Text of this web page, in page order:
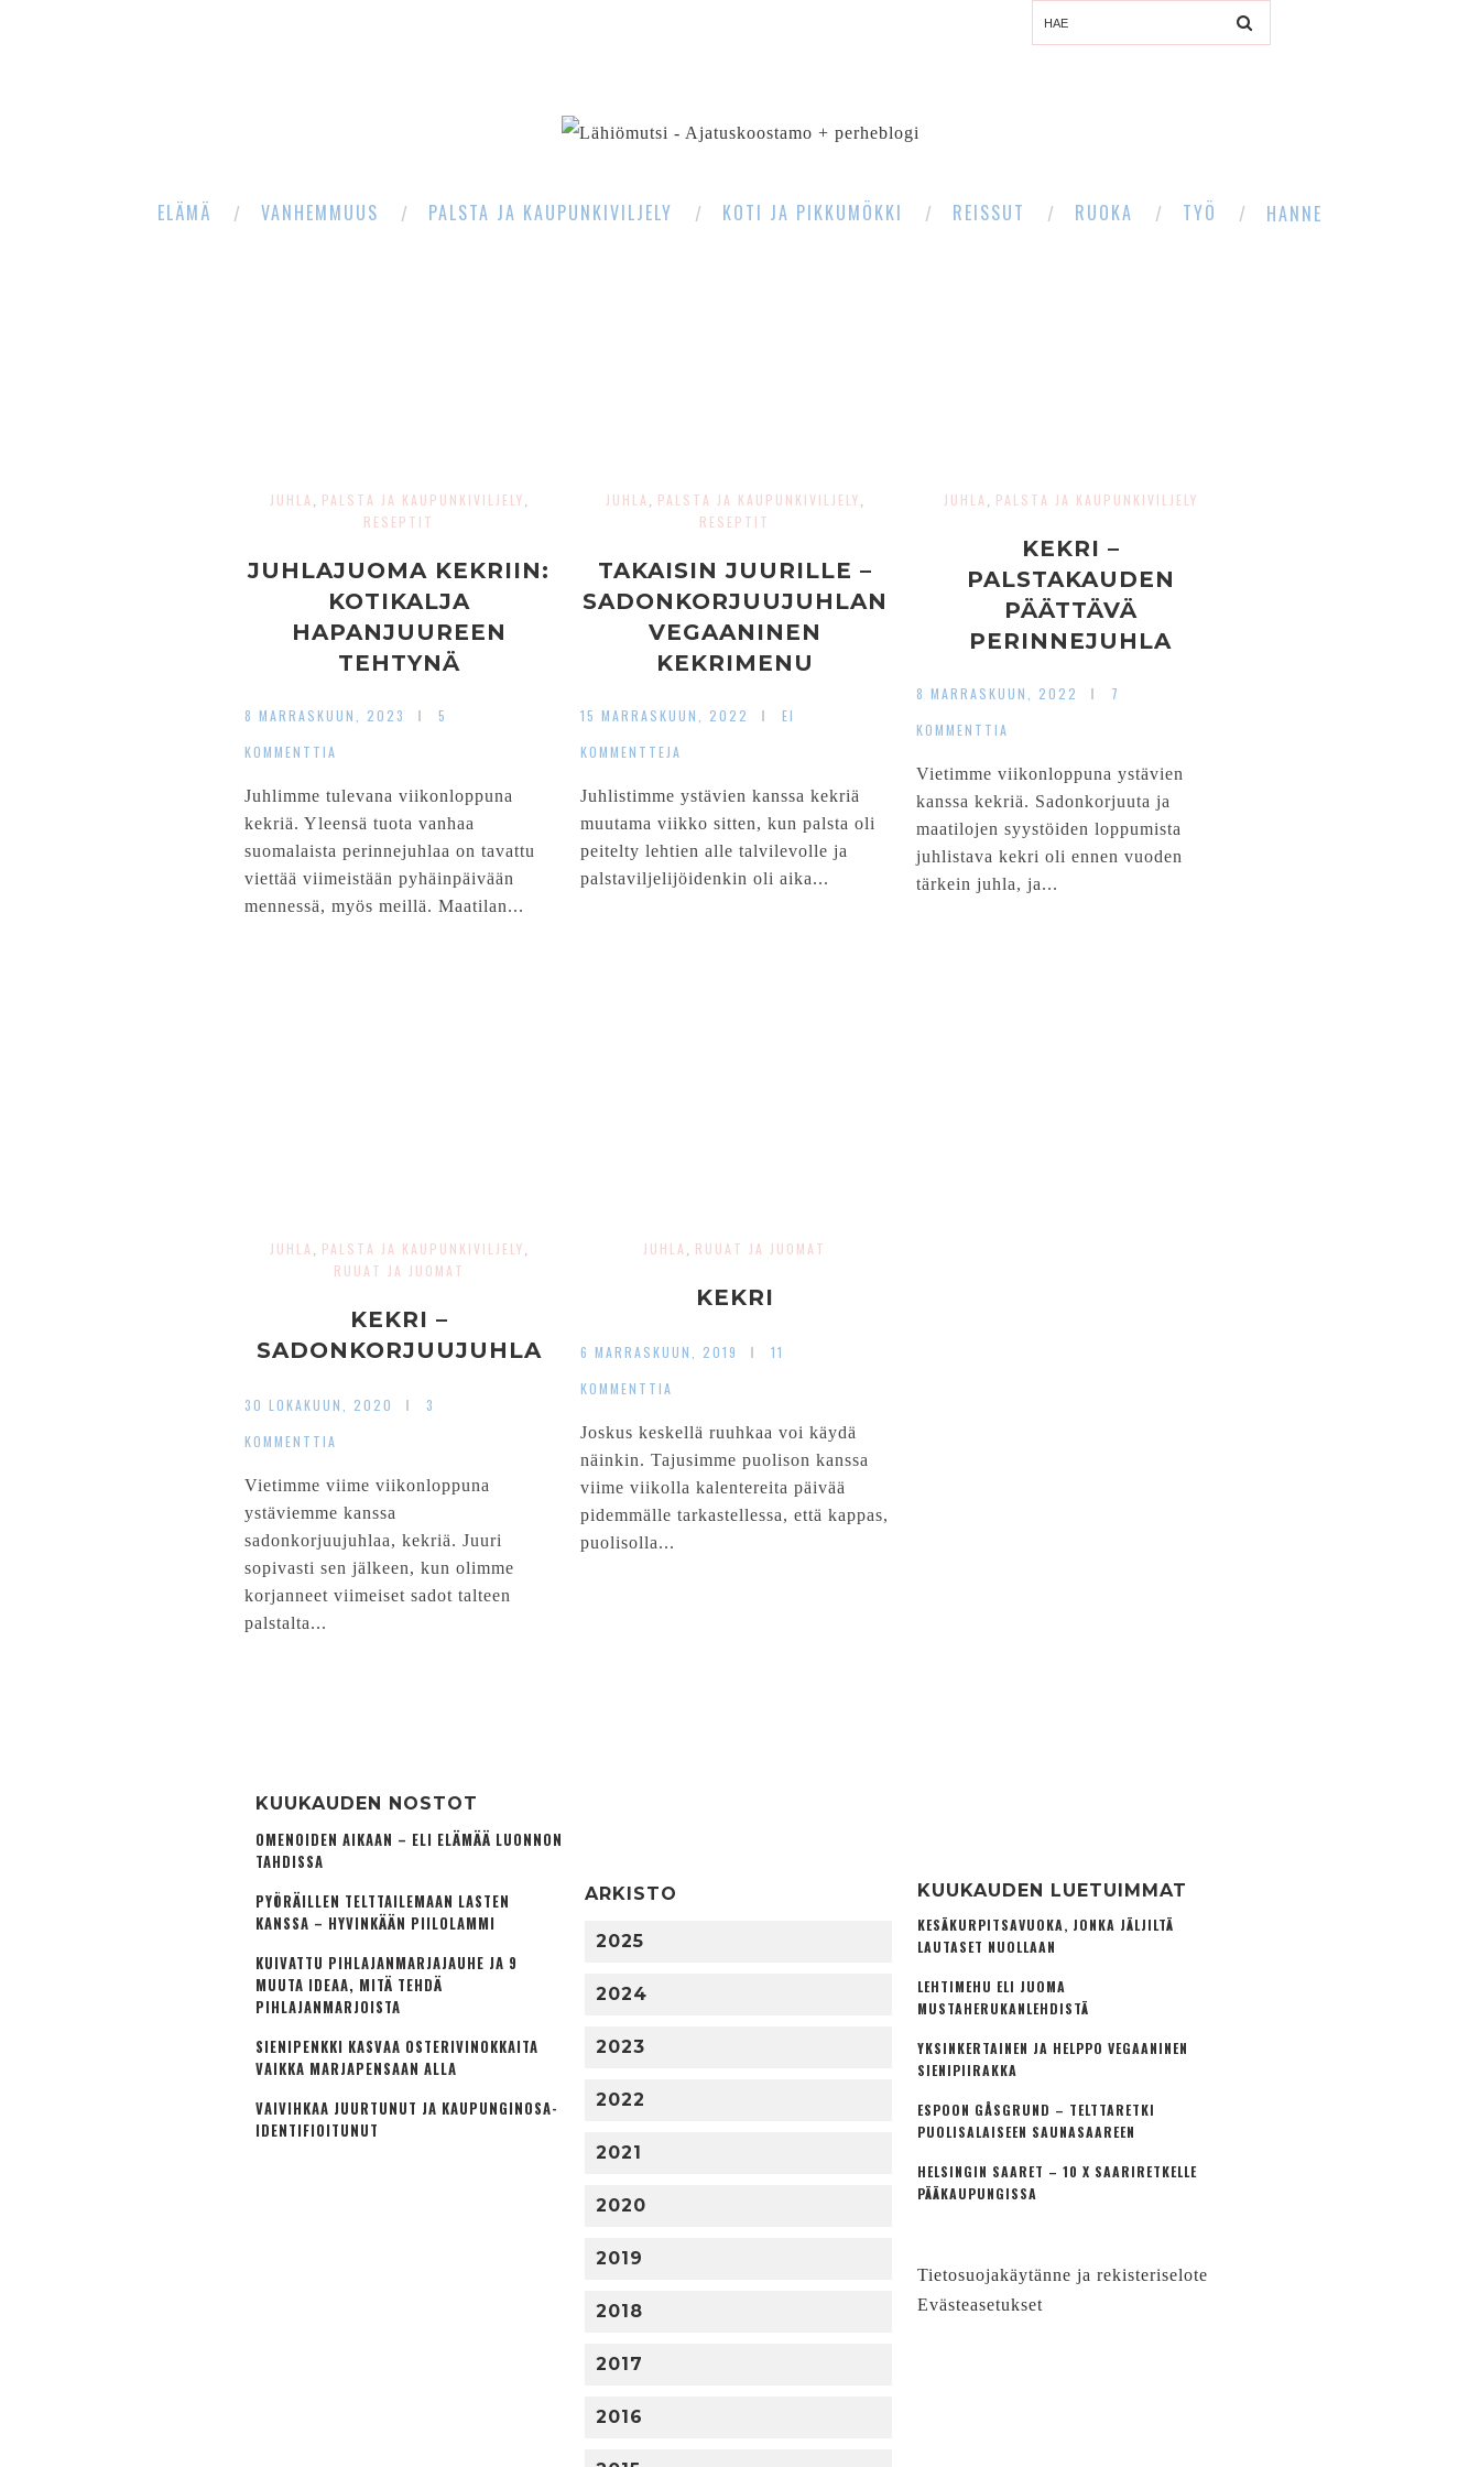
ELÄMÄ VANHEMMUUS PALSTA JA KAUPUNKIVILJELY KOTI JA PIKKUMÖKKI REISSUT RUOKA TYÖ HANNE
JUHLA , PALSTA JA KAUPUNKIVILJELY ,
RESEPTIT
JUHLAJUOMA KEKRIIN:
KOTIKALJA
HAPANJUUREEN
TEHTYNÄ
8 MARRASKUUN, 2023
5
KOMMENTTIA
Juhlimme tulevana viikonloppuna
kekriä. Yleensä tuota vanhaa
suomalaista perinnejuhlaa on tavattu
viettää viimeistään pyhäinpäivään
mennessä, myös meillä. Maatilan...
JUHLA , PALSTA JA KAUPUNKIVILJELY ,
RESEPTIT
TAKAISIN JUURILLE –
SADONKORJUUJUHLAN
VEGAANINEN
KEKRIMENU
15 MARRASKUUN, 2022
EI
KOMMENTTEJA
Juhlistimme ystävien kanssa kekriä
muutama viikko sitten, kun palsta oli
peitelty lehtien alle talvilevolle ja
palstaviljelijöidenkin oli aika...
JUHLA , PALSTA JA KAUPUNKIVILJELY
KEKRI –
PALSTAKAUDEN
PÄÄTTÄVÄ
PERINNEJUHLA
8 MARRASKUUN, 2022
7
KOMMENTTIA
Vietimme viikonloppuna ystävien
kanssa kekriä. Sadonkorjuuta ja
maatilojen syystöiden loppumista
juhlistava kekri oli ennen vuoden
tärkein juhla, ja...
JUHLA , PALSTA JA KAUPUNKIVILJELY ,
RUUAT JA JUOMAT
KEKRI –
SADONKORJUUJUHLA
30 LOKAKUUN, 2020
3
KOMMENTTIA
Vietimme viime viikonloppuna
ystäviemme kanssa
sadonkorjuujuhlaa, kekriä. Juuri
sopivasti sen jälkeen, kun olimme
korjanneet viimeiset sadot talteen
palstalta...
JUHLA , RUUAT JA JUOMAT
KEKRI
6 MARRASKUUN, 2019
11
KOMMENTTIA
Joskus keskellä ruuhkaa voi käydä
näinkin. Tajusimme puolison kanssa
viime viikolla kalentereita päivää
pidemmälle tarkastellessa, että kappas,
puolisolla...
KUUKAUDEN NOSTOT
OMENOIDEN AIKAAN – ELI ELÄMÄÄ LUONNON
TAHDISSA
PYÖRÄILLEN TELTTAILEMAAN LASTEN
KANSSA – HYVINKÄÄN PIILOLAMMI
KUIVATTU PIHLAJANMARJAJAUHE JA 9
MUUTA IDEAA, MITÄ TEHDÄ
PIHLAJANMARJOISTA
SIENIPENKKI KASVAA OSTERIVINOKKAITA
VAIKKA MARJAPENSAAN ALLA
VAIVIHKAA JUURTUNUT JA KAUPUNGINOSA­
IDENTIFIOITUNUT
ARKISTO
2025
2024
2023
2022
2021
2020
2019
2018
2017
2016
KUUKAUDEN LUETUIMMAT
KESÄKURPITSAVUOKA, JONKA JÄLJILTÄ
LAUTASET NUOLLAAN
LEHTIMEHU ELI JUOMA
MUSTAHERUKANLEHDISTÄ
YKSINKERTAINEN JA HELPPO VEGAANINEN
SIENIPIIRAKKA
ESPOON GÅSGRUND – TELTTARETKI
PUOLISALAISEEN SAUNASAAREEN
HELSINGIN SAARET – 10 X SAARIRETKELLE
PÄÄKAUPUNGISSA
Tietosuojakäytänne ja rekisteriselote
Evästeasetukset